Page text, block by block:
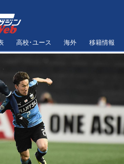
高校･ユース 海外 移籍情報